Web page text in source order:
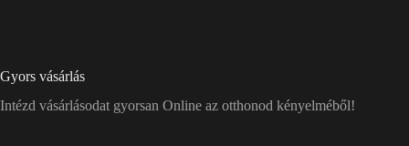
Gyors vásárlás
Intézd vásárlásodat gyorsan Online az otthonod kényelméből!